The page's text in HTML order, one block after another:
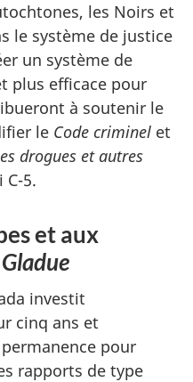
les Noirs et
le système de justice
un système de
plus efficace pour
à soutenir le
le Code criminel et
drogues et autres
5.
et aux
Gladue
investit
cinq ans et
pour
rapports de type